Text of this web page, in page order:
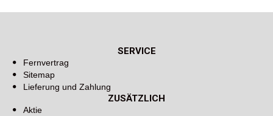
SERVICE
Fernvertrag
Sitemap
Lieferung und Zahlung
ZUSÄTZLICH
Aktie